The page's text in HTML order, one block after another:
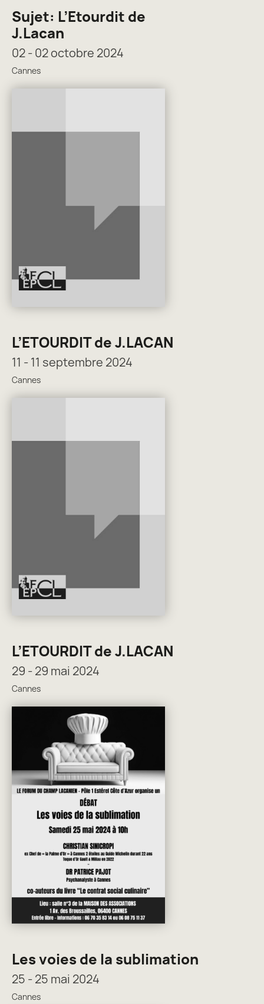
Sujet: L’Etourdit de
J.Lacan
02 - 02 octobre 2024
Cannes
L’ETOURDIT de J.LACAN
11 - 11 septembre 2024
Cannes
L’ETOURDIT de J.LACAN
29 - 29 mai 2024
Cannes
Les voies de la sublimation
25 - 25 mai 2024
Cannes